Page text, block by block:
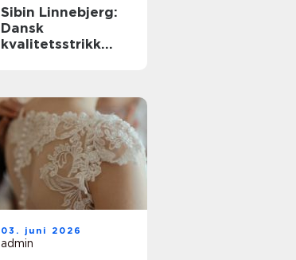
Sibin Linnebjerg:
Dansk
kvalitetsstrikk
03. juni 2026
admin